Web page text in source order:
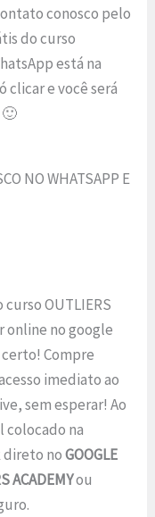
conosco pelo
do curso
está na
clicar e você será
NO WHATSAPP E
OUTLIERS
online no google
Compre
imediato ao
sem esperar! Ao
colocado na
direto noGOOGLE
ACADEMYou